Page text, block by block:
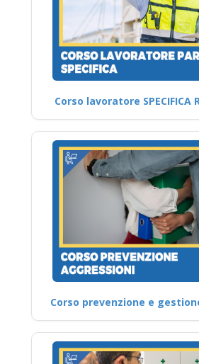
Corso lavoratore SPECIFICA
Corso prevenzione e